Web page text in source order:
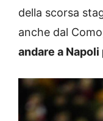
della scorsa
anche dal
andare a